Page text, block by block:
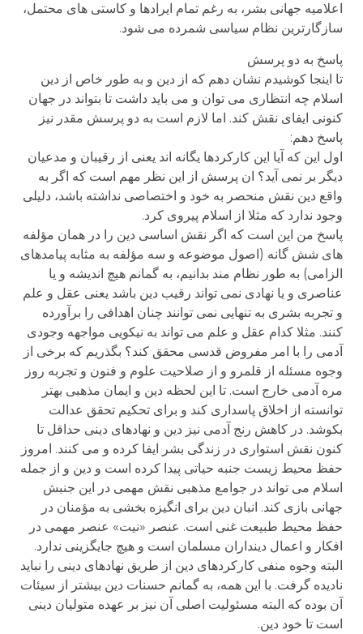
اعلامیه جهانی بشر، به رغم تمام ایرادها و کاستی های محتمل،
سازگارترین نظام سیاسی شمرده می شود.
پاسخ به دو پرسش
تا اینجا کوشیدم نشان دهم که از دین و به طور خاص از دین
اسلام چه انتظاری می توان و می باید داشت تا بتواند در جهان
کنونی ایفای نقش کند. اما لازم است به دو پرسش مقدر نیز
پاسخ دهم:
اول این که آیا این کارکردها یگانه اند یعنی از رقیبان و مدعیان
دیگر بر نمی آید؟ ان پرسش از این نظر مهم است که اگر به
واقع دین نقش منحصر به خود و اختصاصی نداشته باشد، دلیلی
وجود ندارد که مثلا از اسلام پیروی کرد.
پاسخ من این است که اگر نقش اساسی دین را در همان مؤلفه
های شش گانه (اصول موضوعه و سه مؤلفه به مثابه پیامدهای
الزامی) به طور نظام مند بدانیم، به گمانم هیچ اندیشه و یا
عناصری و یا نهادی نمی تواند رقیب دین باشد یعنی عقل و علم
و تجربه بشری به تنهایی نمی توانند چنان اهدافی را برآورده
کنند. مثلا کدام عقل و علم می تواند به نیکویی مواجهه وجودی
آدمی را با امر مفروض قدسی محقق کند؟ بگذریم که برخی از
وجوه مسئله از قلمرو و از صلاحیت علوم و فنون و تجربه روز
مره آدمی خارج است. تا این لحظه دین و ایمان مذهبی بهتر
توانسته از اخلاق پاسداری کند و برای تحکیم تحقق عدالت
بکوشد. در کاهش رنج آدمی نیز دین و نهادهای دینی حداقل تا
کنون نقش استواری در زندگی بشر ایفا کرده و می کنند. امروز
حفظ محیط زیست جنبه حیاتی پیدا کرده است و دین و از جمله
اسلام می تواند در جوامع مذهبی نقش مهمی در این جنبش
جهانی بازی کند. انبان دین برای انگیزه بخشی به مؤمنان در
حفظ محیط طبیعت غنی است. عنصر «نیت» عنصر مهمی در
افکار و اعمال دینداران مسلمان است و هیچ جایگزینی ندارد.
البته وجوه منفی کارکردهای دین از طریق نهادهای دینی را نباید
نادیده گرفت. با این همه، به گمانم حسنات دین بیشتر از سیئات
آن بوده که البته مسئولیت اصلی آن نیز بر عهده متولیان دینی
است تا خود دین.